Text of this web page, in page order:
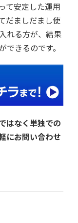
て安定した運用
だましだまし使
れる方が、結果
きるのです。
はなく単独での
にお問い合わせ